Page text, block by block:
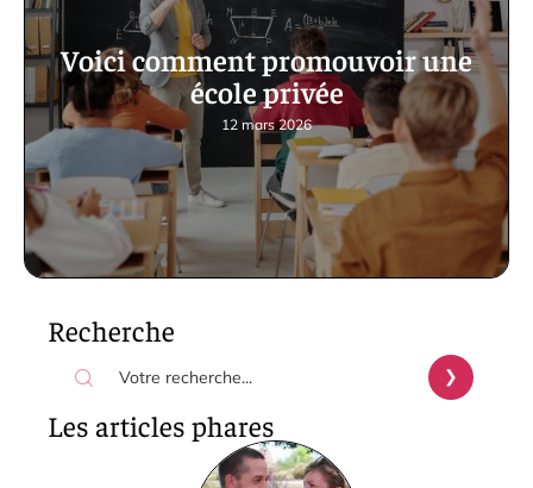
Voici comment promouvoir une
école privée
12 mars 2026
Recherche
Les articles phares